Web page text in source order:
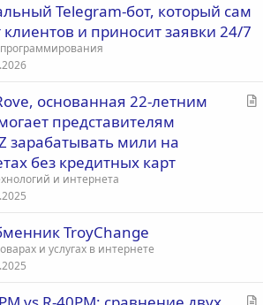
Telegram-бот, который сам
и приносит заявки 24/7
программирования
С
основанная 22-летним
представителям
зарабатывать мили на
без кредитных карт
и интернета
TroyChange
и услугах в интернете
С